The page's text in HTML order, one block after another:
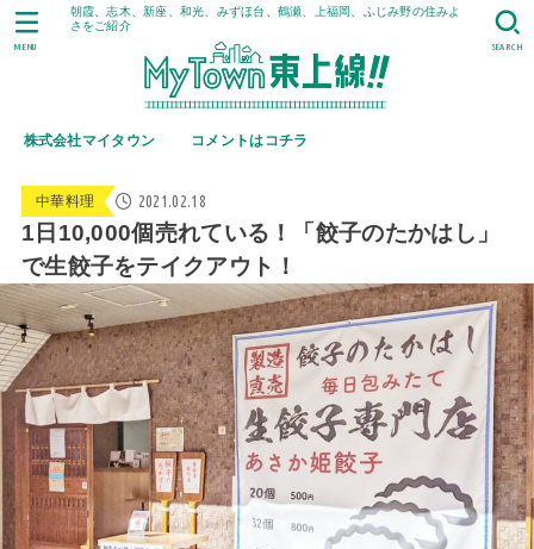
朝霞、志木、新座、和光、みずほ台、鶴瀬、上福岡、ふじみ野の住みよ
さをご紹介
株式会社マイタウン コメントはコチラ
SEARCH
MENU
中華料理 2021.02.18
1日10,000個売れている！「餃子のたかはし」
で生餃子をテイクアウト！